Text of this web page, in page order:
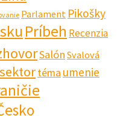
Parlament Pikošky
Príbeh Recenzia
Salón Svalová
téma umenie